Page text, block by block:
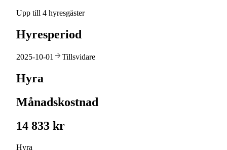
Upp till 4 hyresgäster
Hyresperiod
2025-10-01 Tillsvidare
Hyra
Månadskostnad
14 833 kr
Hyra